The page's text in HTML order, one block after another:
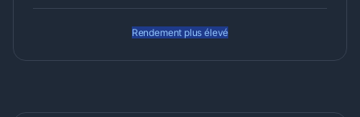
Rendement plus élevé